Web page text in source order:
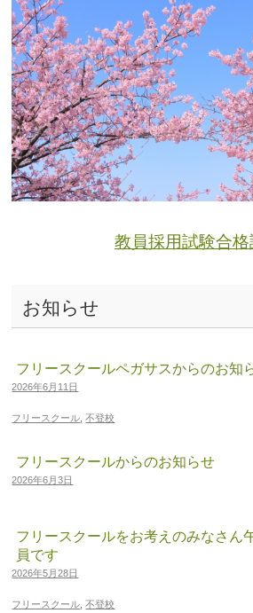
教員採用試験合格
お知らせ
フリースクールペガサスからのお知
2026年6月11日
フリースクール ,不登校
フリースクールからのお知らせ
2026年6月3日
フリースクールをお考えのみなさん
員です
2026年5月28日
フリースクール ,不登校